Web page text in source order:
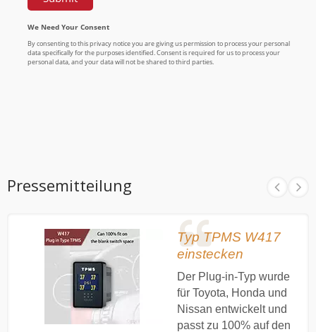
Pressemitteilung
Typ TPMS W417
einstecken
Der Plug-in-Typ wurde
für Toyota, Honda und
Nissan entwickelt und
passt zu 100% auf den